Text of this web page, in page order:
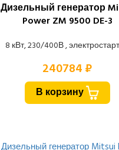
Дизельный генератор
Power ZM 9500 DE-3
8 кВт, 230/400В ,
240784 ₽
В корзину